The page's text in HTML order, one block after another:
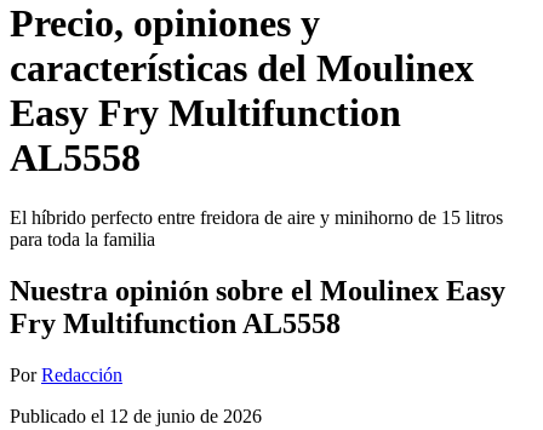
Precio, opiniones y
características del Moulinex
Easy Fry Multifunction
AL5558
El híbrido perfecto entre freidora de aire y minihorno de 15 litros
para toda la familia
Nuestra opinión sobre el Moulinex Easy
Fry Multifunction AL5558
Por Redacción
Publicado el 12 de junio de 2026